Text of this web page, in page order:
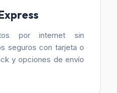
por internet sin
seguros con tarjeta o
y opciones de envío